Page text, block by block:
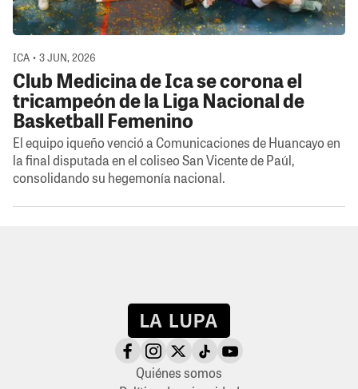
ICA • 3 JUN, 2026
Club Medicina de Ica se corona el
tricampeón de la Liga Nacional de
Basketball Femenino
El equipo iqueño venció a Comunicaciones de Huancayo en
la final disputada en el coliseo San Vicente de Paúl,
consolidando su hegemonía nacional.
Quiénes somos